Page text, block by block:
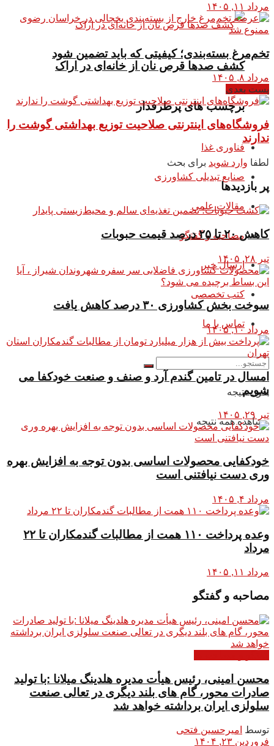
کشف صدها قرص نان از خانه‌ای در اراک
برچسب های پرطرفدار
فناوری غذا
صنایع تبدیلی کشاورزی
مقالات علمی
مصاحبه و گفتگو
ارسال خبر
کتب تخصصی
تماس با ما
بدون نتیجه
مشاهده همه نتیجه
مرداد ۱۱, ۱۴۰۵
تخم‌مرغ بسته‌بندی؛ کیفیتی که باید تضمین شود
مرداد ۸, ۱۴۰۵
پست بعدی
فروشگاه‌های اینترنتی صلاحیت توزیع بهداشتی گوشت را
ندارند
لطفا وارد شوید برای بحث
پر بازدیدها
کاهش ۲۰ تا ۲۵ درصد قیمت حبوبات
تیر ۲۸, ۱۴۰۵
سوخت بخش کشاورزی ۳۰ درصد کاهش یافت
مرداد ۱۰, ۱۴۰۵
امسال در تامین گندم آرد و صنف و صنعت خودکفا می
شویم
تیر ۲۹, ۱۴۰۵
خودکفایی محصولات اساسی بدون توجه به افزایش بهره
وری دست نیافتنی است
مرداد ۴, ۱۴۰۵
وعده پرداخت ۱۱۰ همت از مطالبات گندمکاران تا ۲۲
مرداد
مرداد ۱۱, ۱۴۰۵
مصاحبه و گفتگو
محسن امینی، رئیس هیأت مدیره هلدینگ میلانا :با تولید
صادرات محور، گام های بلند دیگری در تعالی صنعت
سلولزی ایران برداشته خواهد شد
توسط امیرحسین فتحی
فروردین ۲۳, ۱۴۰۴